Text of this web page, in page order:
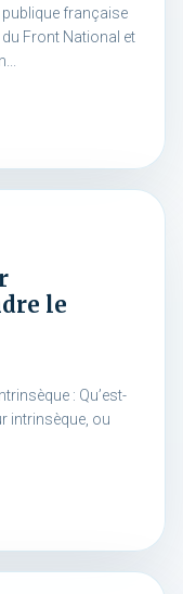
publique française
Front National et
le
: Qu’est-
intrinsèque, ou